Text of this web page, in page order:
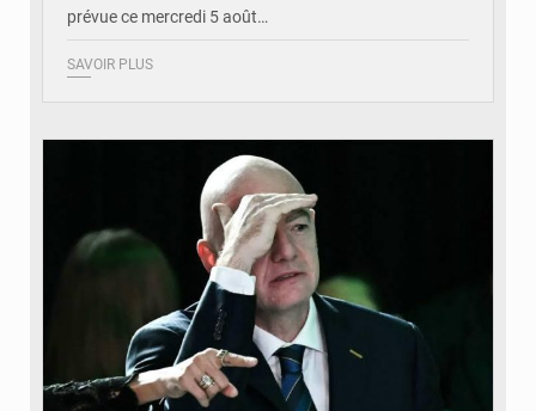
prévue ce mercredi 5 août…
SAVOIR PLUS